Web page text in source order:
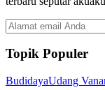
Topik Populer
BudidayaUdang